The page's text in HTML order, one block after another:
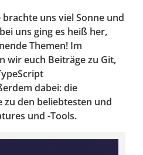
uns viel Sonne und
uns ging es heiß her,
Themen! Im
wir euch Beiträge zu Git,
dabei: die
zu den beliebtesten und
und -Tools.